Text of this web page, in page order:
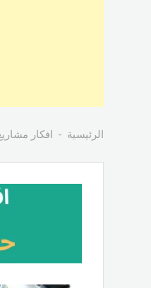
الرئيسية افكار